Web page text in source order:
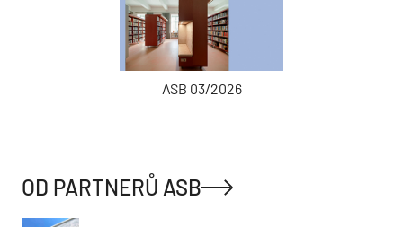
ASB 03/2026
OD PARTNERŮ ASB